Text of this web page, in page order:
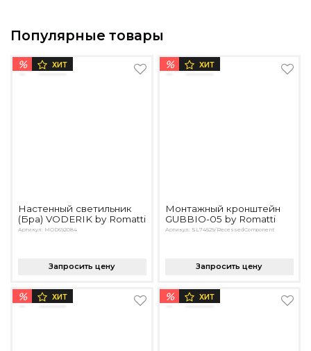
Популярные товары
% ХИТ
Настенный светильник
(Бра) VODERIK by Romatti
Артикул: MOD692084
Запросить цену
% ХИТ
Монтажный кронштейн
GUBBIO-05 by Romatti
Артикул: SL74529/RecessedComponent
Запросить цену
% ХИТ % ХИТ